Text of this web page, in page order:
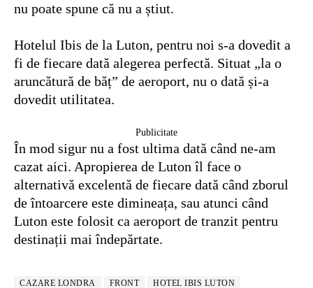
nu poate spune că nu a știut.
Hotelul Ibis de la Luton, pentru noi s-a dovedit a
fi de fiecare dată alegerea perfectă. Situat „la o
aruncătură de băț” de aeroport, nu o dată și-a
dovedit utilitatea.
Publicitate
În mod sigur nu a fost ultima dată când ne-am
cazat aici. Apropierea de Luton îl face o
alternativă excelentă de fiecare dată când zborul
de întoarcere este dimineața, sau atunci când
Luton este folosit ca aeroport de tranzit pentru
destinații mai îndepărtate.
CAZARE LONDRA FRONT HOTEL IBIS LUTON